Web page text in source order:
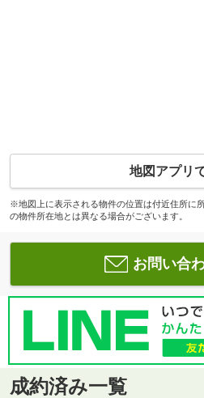
地図アプリ
※地図上に表示される物件の位置は付近住所に
の物件所在地とは異なる場合がございます。
お問い合
成約済み一覧